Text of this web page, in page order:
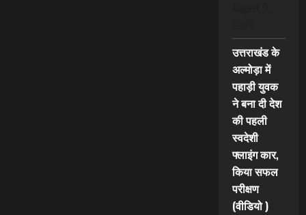
उत्तराखंड के
अल्मोड़ा में
पहाड़ी युवक
ने बना दी देश
की पहली
स्वदेशी
फ्लाइंग कार,
किया सफल
परीक्षण
(वीडियो )